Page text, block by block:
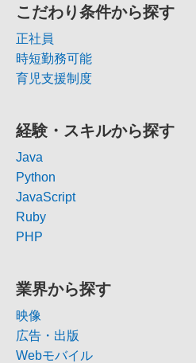
こだわり条件から探す
正社員
時短勤務可能
育児支援制度
経験・スキルから探す
Java
Python
JavaScript
Ruby
PHP
業界から探す
映像
広告・出版
Webモバイル